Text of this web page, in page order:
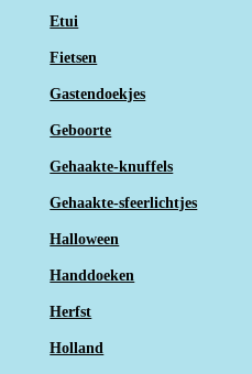
Etui
Fietsen
Gastendoekjes
Geboorte
Gehaakte-knuffels
Gehaakte-sfeerlichtjes
Halloween
Handdoeken
Herfst
Holland